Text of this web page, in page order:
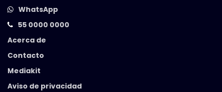
WhatsApp
55 0000 0000
Acerca de
Contacto
Mediakit
Aviso de privacidad